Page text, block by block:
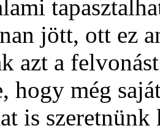
jött, ott ez
azt a
hogy még
is szeretnünk